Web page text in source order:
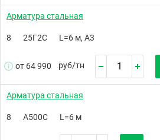
Арматура стальная
8 25Г2С L=6 м, А3
от 64 990 руб/тн
Арматура стальная
8 А500C L=6 м